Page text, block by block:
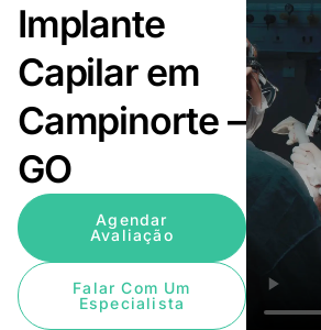
Implante
Capilar em
Campinorte –
GO
Agendar
Avaliação
Falar Com Um
Especialista